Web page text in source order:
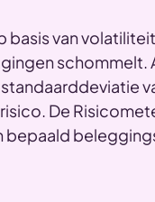
van
schommelt.
De